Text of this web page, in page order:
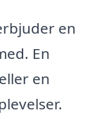
en
En
en